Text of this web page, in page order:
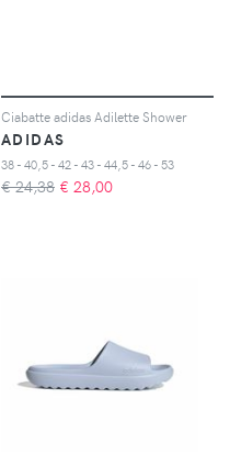
Ciabatte adidas Adilette Shower
ADIDAS
38 - 40,5 - 42 - 43 - 44,5 - 46 - 53
€ 24,38 € 28,00